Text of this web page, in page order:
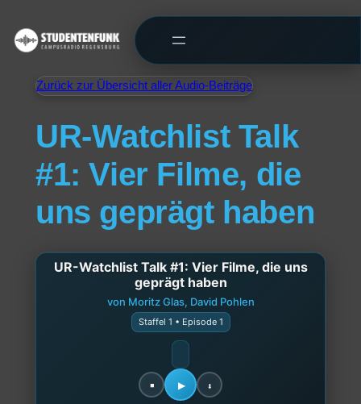
Zurück zur Übersicht aller Audio-Beiträge
UR-Watchlist Talk
#1: Vier Filme, die
uns geprägt haben
UR-Watchlist Talk #1: Vier Filme, die uns
geprägt haben
von Moritz Glas, David Pohlen
Staffel 1 • Episode 1